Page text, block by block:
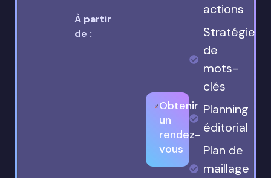
À partir
de :
Obtenir
un
rendez-
vous
actions
Stratégie
de
mots-
clés
Planning
éditorial
Plan de
maillage